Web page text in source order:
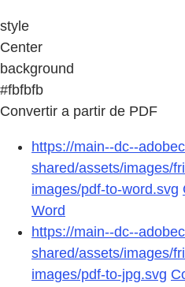
style
Center
background
#fbfbfb
Convertir a partir de PDF
https://main--dc--
shared/assets/images/
images/pdf-to-word.svg
Word
https://main--dc--
shared/assets/images/
images/pdf-to-jpg.svg